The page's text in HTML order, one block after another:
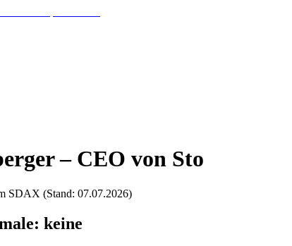
– CEO von Sto
SDAX (Stand: 07.07.2026)
keine